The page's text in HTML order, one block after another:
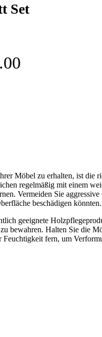
Set
Möbel zu erhalten, ist die
regelmäßig mit einem
Vermeiden Sie
beschädigen könnten.
geeignete
bewahren. Halten Sie die
fern, um